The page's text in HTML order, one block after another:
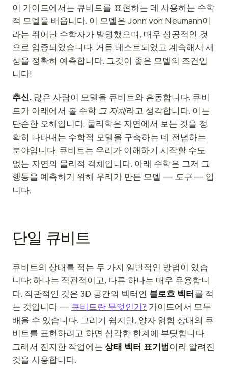
QCaMP Quantum Fundamentals Workshop
Undergraduate Quantum Education
기술 백서
사용자 매뉴얼
양자 컴퓨터
액티비티
가이드
학습
커뮤니티
양자 보안
회사 소개
우리 이야기
우리 팀
우리의 미션
문의
이 가이드에서는 큐비트를 표현하는 데 사용하는 수학
적 모델을 배웁니다. 이 모델은 John von Neumann이
라는 뛰어난 수학자가 발명했으며, 매우 성공적인 것
으로 입증되었습니다. 거듭 테스트되었고 계속해서 세
상을 정확히 예측합니다. 그것이 좋은 모델의 조건입
니다!
추신. 많은 사람이 모델을 큐비트와 혼동합니다. 큐비
트가 아래에서 볼 수학 그 자체라고 생각합니다. 이는
단순한 오해입니다. 물리학은 자연에서 보는 것을 정
확히 나타내는 수학적 모델을 구축하는 데 전념하는
분야입니다. 큐비트는 우리가 이해하기 시작할 수도
없는 자연의 물리적 객체입니다. 아래 수학은 그저 그
행동을 예측하기 위해 우리가 만든 모델 — 도구 — 입
니다.
단일 큐비트
큐비트의 상태를 적는 두 가지 일반적인 방법이 있습
니다: 하나는 직관적이고, 다른 하나는 매우 유용합니
다. 직관적인 것은 3D 공간의 벡터인 블로흐 벡터 를 적
는 것입니다 — 큐비트란 무엇인가? 가이드에서 모두
배울 수 있습니다. 그리기 쉽지만, 양자 얽힘 상태의 큐
비트를 표현하려고 하면 심각한 한계에 부딪힙니다.
그래서 진지한 작업에는 상태 벡터 표기법 이라 알려진
것을 사용합니다.